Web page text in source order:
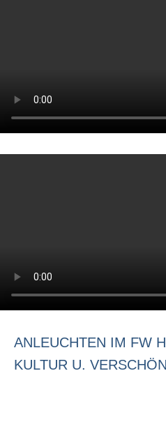
ANLEUCHTEN IM FW
KULTUR U.